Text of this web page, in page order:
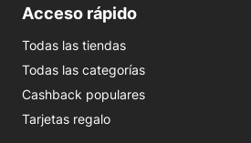
Acceso rápido
Todas las tiendas
Todas las categorías
Cashback populares
Tarjetas regalo